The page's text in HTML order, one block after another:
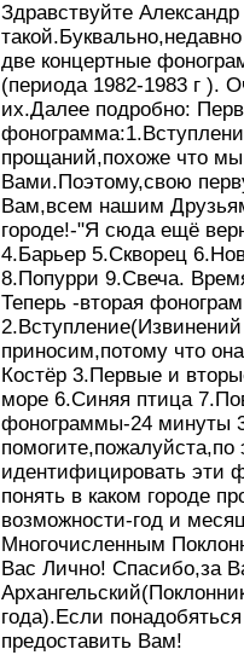
Здравствуйте
две концертные
(периода 1982-1983 г ).
их.Далее подробно:
прощаний,похоже что
Вами.Поэтому,свою
Вам,всем нашим
городе!-"Я сюда ещё
4.Барьер 5.Скворец
8.Попурри 9.Свеча.
Теперь -вторая
приносим,потому что
Костёр 3.Первые и
море 6.Синяя птица
фонограммы-24 минуты
идентифицировать эти
понять в каком городе
возможности-год и
Многочисленным
Вас Лично! Спасибо,за
года).Если
предоставить Вам!